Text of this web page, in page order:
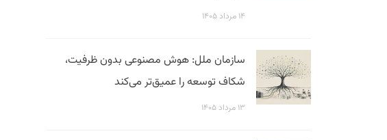
۱۴ مرداد ۱۴۰۵
سازمان ملل: هوش مصنوعی بدون ظرفیت،
شکاف توسعه را عمیق‌تر می‌کند
۱۳ مرداد ۱۴۰۵